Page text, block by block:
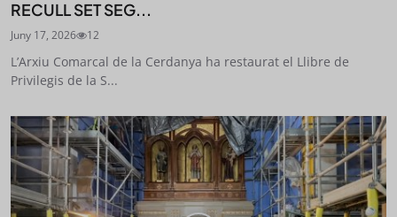
RECULL SET SEG...
Juny 17, 2026 12
L’Arxiu Comarcal de la Cerdanya ha restaurat el Llibre de
Privilegis de la S...